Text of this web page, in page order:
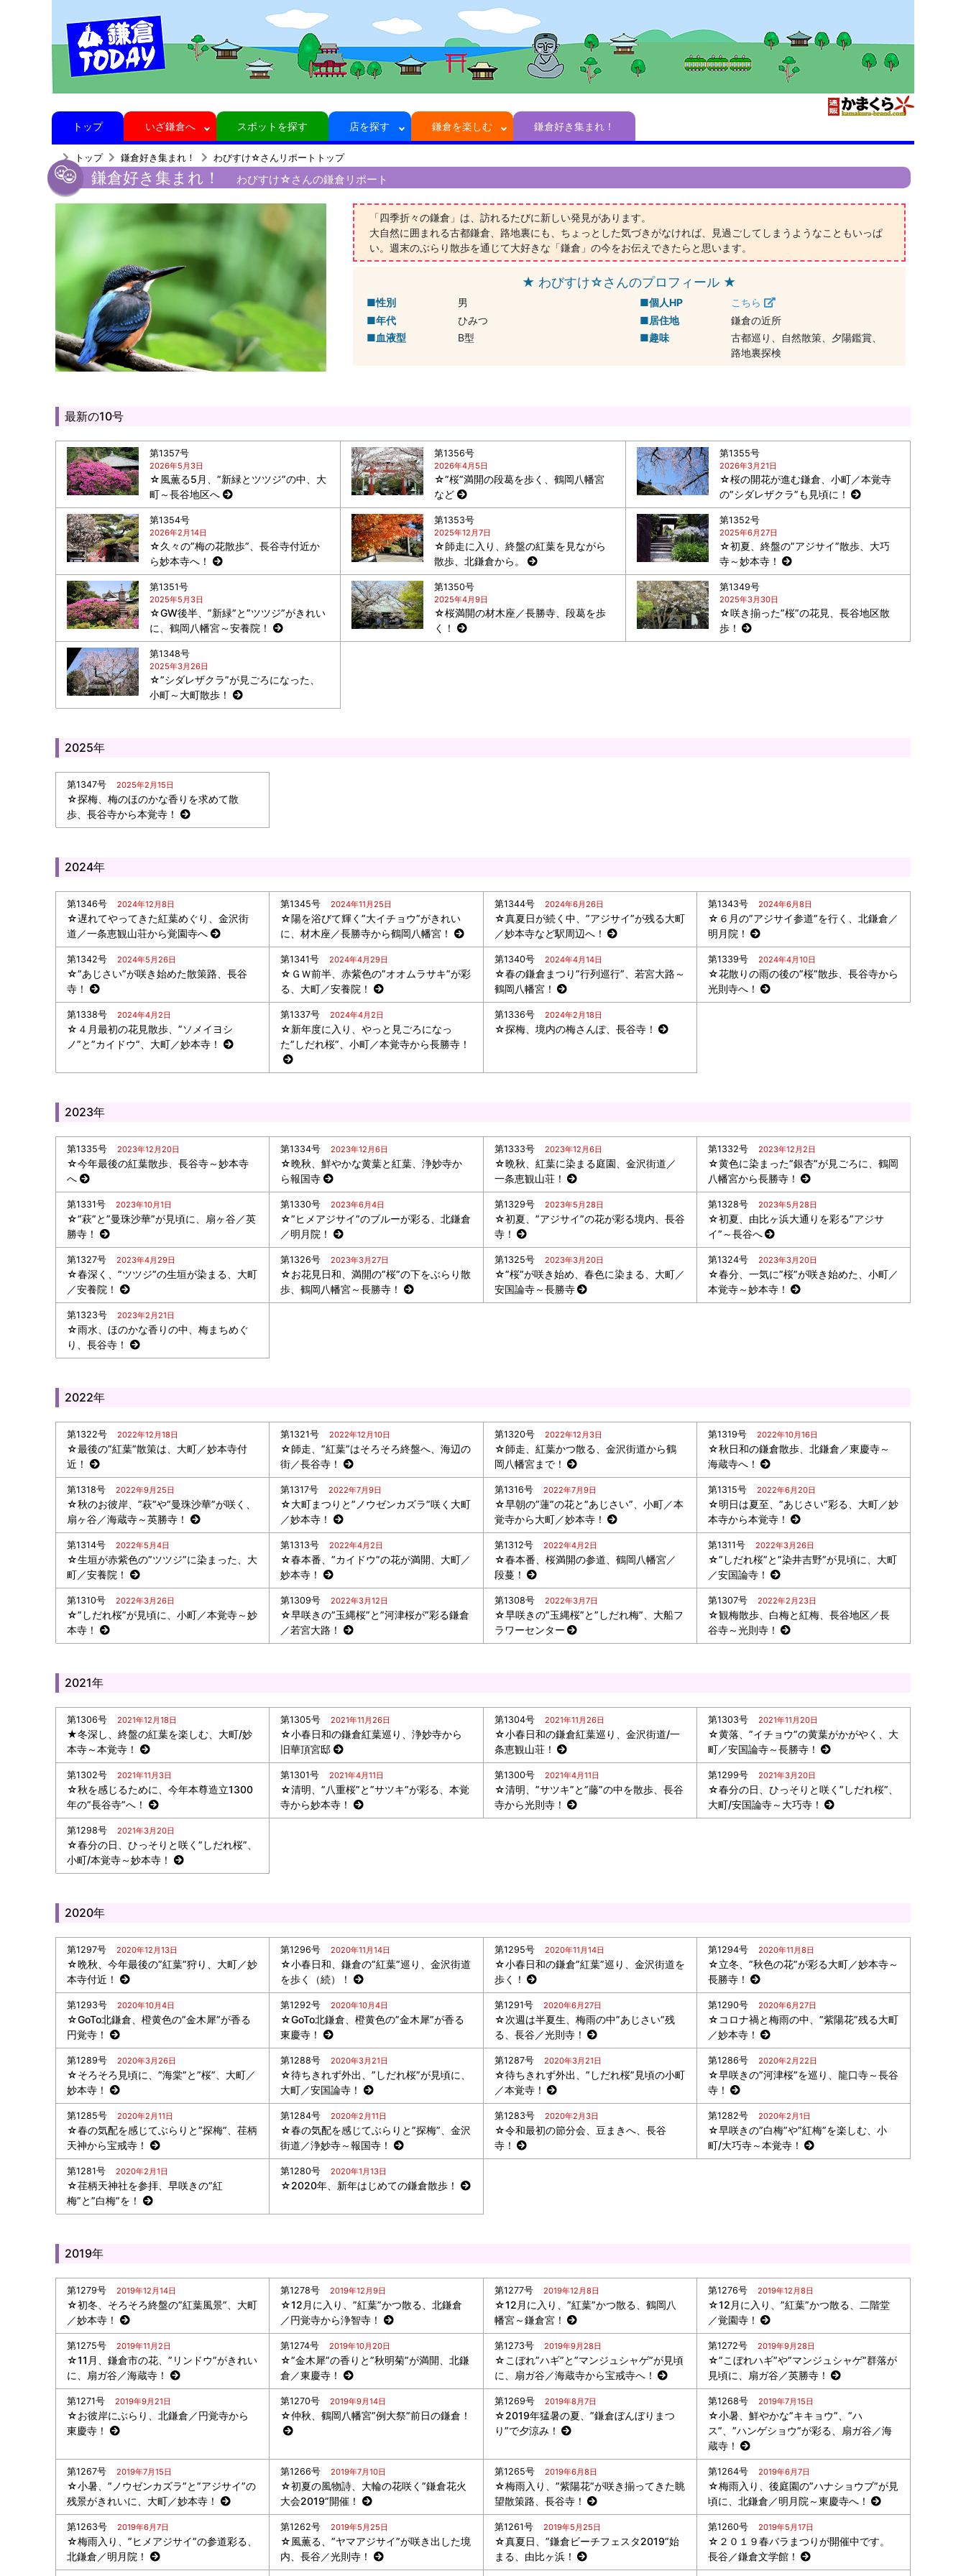
トップ いざ鎌倉へ スポットを探す 店を探す 鎌倉を楽しむ 鎌倉好き集まれ！
トップ 鎌倉好き集まれ！ わびすけ☆さんリポートトップ
鎌倉好き集まれ！ わびすけ☆さんの鎌倉リポート
「四季折々の鎌倉」は、訪れるたびに新しい発見があります。
大自然に囲まれる古都鎌倉、路地裏にも、ちょっとした気づきがなければ、見過ごしてしまうようなこともいっぱ
い。週末のぶらり散歩を通じて大好きな「鎌倉」の今をお伝えできたらと思います。
★ わびすけ☆さんのプロフィール ★
性別 男 個人HP
こちら
年代
ひみつ 居住地
鎌倉の近所
血液型
B型 趣味
古都巡り、自然散策、夕陽鑑賞、
路地裏探検
最新の10号
第1357号
2026年5月3日
☆風薫る5月、”新緑とツツジ”の中、大
町～長谷地区へ
第1356号
2026年4月5日
☆”桜”満開の段葛を歩く、鶴岡八幡宮
など
第1355号
2026年3月21日
☆桜の開花が進む鎌倉、小町／本覚寺
の”シダレザクラ”も見頃に！
第1354号
2026年2月14日
☆久々の”梅の花散歩”、長谷寺付近か
ら妙本寺へ！
第1353号
2025年12月7日
☆師走に入り、終盤の紅葉を見ながら
散歩、北鎌倉から。
第1352号
2025年6月27日
☆初夏、終盤の”アジサイ”散歩、大巧
寺～妙本寺！
第1351号
2025年5月3日
☆GW後半、”新緑”と”ツツジ”がきれい
に、鶴岡八幡宮～安養院！
第1350号
2025年4月9日
☆桜満開の材木座／長勝寺、段葛を歩
く！
第1349号
2025年3月30日
☆咲き揃った”桜”の花見、長谷地区散
歩！
第1348号
2025年3月26日
☆”シダレザクラ”が見ごろになった、
小町～大町散歩！
2025年
第1347号 2025年2月15日
☆探梅、梅のほのかな香りを求めて散
歩、長谷寺から本覚寺！
2024年
第1346号 2024年12月8日
☆遅れてやってきた紅葉めぐり、金沢街
道／一条恵観山荘から覚園寺へ
第1345号 2024年11月25日
☆陽を浴びて輝く”大イチョウ”がきれい
に、材木座／長勝寺から鶴岡八幡宮！
第1344号 2024年6月26日
☆真夏日が続く中、”アジサイ”が残る大町
／妙本寺など駅周辺へ！
第1343号 2024年6月8日
☆６月の”アジサイ参道”を行く、北鎌倉／
明月院！
第1342号 2024年5月26日
☆”あじさい”が咲き始めた散策路、長谷
寺！
第1341号 2024年4月29日
☆ＧＷ前半、赤紫色の”オオムラサキ”が彩
る、大町／安養院！
第1340号 2024年4月14日
☆春の鎌倉まつり”行列巡行”、若宮大路～
鶴岡八幡宮！
第1339号 2024年4月10日
☆花散りの雨の後の”桜”散歩、長谷寺から
光則寺へ！
第1338号 2024年4月2日
☆４月最初の花見散歩、”ソメイヨシ
ノ”と”カイドウ”、大町／妙本寺！
第1337号 2024年4月2日
☆新年度に入り、やっと見ごろになっ
た”しだれ桜”、小町／本覚寺から長勝寺！
第1336号 2024年2月18日
☆探梅、境内の梅さんぽ、長谷寺！
2023年
第1335号 2023年12月20日
☆今年最後の紅葉散歩、長谷寺～妙本寺
へ
第1334号 2023年12月6日
☆晩秋、鮮やかな黄葉と紅葉、浄妙寺か
ら報国寺
第1333号 2023年12月6日
☆晩秋、紅葉に染まる庭園、金沢街道／
一条恵観山荘！
第1332号 2023年12月2日
☆黄色に染まった”銀杏”が見ごろに、鶴岡
八幡宮から長勝寺！
第1331号 2023年10月1日
☆”萩”と”曼珠沙華”が見頃に、扇ヶ谷／英
勝寺！
第1330号 2023年6月4日
☆”ヒメアジサイ”のブルーが彩る、北鎌倉
／明月院！
第1329号 2023年5月28日
☆初夏、”アジサイ”の花が彩る境内、長谷
寺！
第1328号 2023年5月28日
☆初夏、由比ヶ浜大通りを彩る”アジサ
イ”～長谷へ
第1327号 2023年4月29日
☆春深く、”ツツジ”の生垣が染まる、大町
／安養院！
第1326号 2023年3月27日
☆お花見日和、満開の”桜”の下をぶらり散
歩、鶴岡八幡宮～長勝寺！
第1325号 2023年3月20日
☆”桜”が咲き始め、春色に染まる、大町／
安国論寺～長勝寺
第1324号 2023年3月20日
☆春分、一気に”桜”が咲き始めた、小町／
本覚寺～妙本寺！
第1323号 2023年2月21日
☆雨水、ほのかな香りの中、梅まちめぐ
り、長谷寺！
2022年
第1322号 2022年12月18日
☆最後の”紅葉”散策は、大町／妙本寺付
近！
第1321号 2022年12月10日
☆師走、”紅葉”はそろそろ終盤へ、海辺の
街／長谷寺！
第1320号 2022年12月3日
☆師走、紅葉かつ散る、金沢街道から鶴
岡八幡宮まで！
第1319号 2022年10月16日
☆秋日和の鎌倉散歩、北鎌倉／東慶寺～
海蔵寺へ！
第1318号 2022年9月25日
☆秋のお彼岸、”萩”や”曼珠沙華”が咲く、
扇ヶ谷／海蔵寺～英勝寺！
第1317号 2022年7月9日
☆大町まつりと”ノウゼンカズラ”咲く大町
／妙本寺！
第1316号 2022年7月9日
☆早朝の”蓮”の花と”あじさい”、小町／本
覚寺から大町／妙本寺！
第1315号 2022年6月20日
☆明日は夏至、”あじさい”彩る、大町／妙
本寺から本覚寺！
第1314号 2022年5月4日
☆生垣が赤紫色の”ツツジ”に染まった、大
町／安養院！
第1313号 2022年4月2日
☆春本番、”カイドウ”の花が満開、大町／
妙本寺！
第1312号 2022年4月2日
☆春本番、桜満開の参道、鶴岡八幡宮／
段蔓！
第1311号 2022年3月26日
☆”しだれ桜”と”染井吉野”が見頃に、大町
／安国論寺！
第1310号 2022年3月26日
☆”しだれ桜”が見頃に、小町／本覚寺～妙
本寺！
第1309号 2022年3月12日
☆早咲きの”玉縄桜”と”河津桜が”彩る鎌倉
／若宮大路！
第1308号 2022年3月7日
☆早咲きの”玉縄桜”と”しだれ梅”、大船フ
ラワーセンター
第1307号 2022年2月23日
☆観梅散歩、白梅と紅梅、長谷地区／長
谷寺～光則寺！
2021年
第1306号 2021年12月18日
★冬深し、終盤の紅葉を楽しむ、大町/妙
本寺～本覚寺！
第1305号 2021年11月26日
☆小春日和の鎌倉紅葉巡り、浄妙寺から
旧華頂宮邸
第1304号 2021年11月26日
☆小春日和の鎌倉紅葉巡り、金沢街道/一
条恵観山荘！
第1303号 2021年11月20日
☆黄落、”イチョウ”の黄葉がかがやく、大
町／安国論寺～長勝寺！
第1302号 2021年11月3日
☆秋を感じるために、今年本尊造立1300
年の”長谷寺”へ！
第1301号 2021年4月11日
☆清明、”八重桜”と”サツキ”が彩る、本覚
寺から妙本寺！
第1300号 2021年4月11日
☆清明、”サツキ”と”藤”の中を散歩、長谷
寺から光則寺！
第1299号 2021年3月20日
☆春分の日、ひっそりと咲く”しだれ桜”、
大町/安国論寺～大巧寺！
第1298号 2021年3月20日
☆春分の日、ひっそりと咲く”しだれ桜”、
小町/本覚寺～妙本寺！
2020年
第1297号 2020年12月13日
☆晩秋、今年最後の”紅葉”狩り、大町／妙
本寺付近！
第1296号 2020年11月14日
☆小春日和、鎌倉の”紅葉”巡り、金沢街道
を歩く（続）！
第1295号 2020年11月14日
☆小春日和の鎌倉”紅葉”巡り、金沢街道を
歩く！
第1294号 2020年11月8日
☆立冬、”秋色の花”が彩る大町／妙本寺～
長勝寺！
第1293号 2020年10月4日
☆GoTo北鎌倉、橙黄色の”金木犀”が香る
円覚寺！
第1292号 2020年10月4日
☆GoTo北鎌倉、橙黄色の”金木犀”が香る
東慶寺！
第1291号 2020年6月27日
☆次週は半夏生、梅雨の中”あじさい”残
る、長谷／光則寺！
第1290号 2020年6月27日
☆コロナ禍と梅雨の中、”紫陽花”残る大町
／妙本寺！
第1289号 2020年3月26日
☆そろそろ見頃に、”海棠”と”桜”、大町／
妙本寺！
第1288号 2020年3月21日
☆待ちきれず外出、”しだれ桜”が見頃に、
大町／安国論寺！
第1287号 2020年3月21日
☆待ちきれず外出、”しだれ桜”見頃の小町
／本覚寺！
第1286号 2020年2月22日
☆早咲きの”河津桜”を巡り、龍口寺～長谷
寺！
第1285号 2020年2月11日
☆春の気配を感じてぶらりと”探梅”、荏柄
天神から宝戒寺！
第1284号 2020年2月11日
☆春の気配を感じてぶらりと”探梅”、金沢
街道／浄妙寺～報国寺！
第1283号 2020年2月3日
☆令和最初の節分会、豆まきへ、長谷
寺！
第1282号 2020年2月1日
☆早咲きの”白梅”や”紅梅”を楽しむ、小
町/大巧寺～本覚寺！
第1281号 2020年2月1日
☆荏柄天神社を参拝、早咲きの”紅
梅”と”白梅”を！
第1280号 2020年1月13日
☆2020年、新年はじめての鎌倉散歩！
2019年
第1279号 2019年12月14日
☆初冬、そろそろ終盤の”紅葉風景”、大町
／妙本寺！
第1278号 2019年12月9日
☆12月に入り、”紅葉”かつ散る、北鎌倉
／円覚寺から浄智寺！
第1277号 2019年12月8日
☆12月に入り、”紅葉”かつ散る、鶴岡八
幡宮～鎌倉宮！
第1276号 2019年12月8日
☆12月に入り、”紅葉”かつ散る、二階堂
／覚園寺！
第1275号 2019年11月2日
☆11月、鎌倉市の花、”リンドウ”がきれい
に、扇ガ谷／海蔵寺！
第1274号 2019年10月20日
☆”金木犀”の香りと”秋明菊”が満開、北鎌
倉／東慶寺！
第1273号 2019年9月28日
☆こぼれ”ハギ”と”マンジュシャゲ”が見頃
に、扇ガ谷／海蔵寺から宝戒寺へ！
第1272号 2019年9月28日
☆”こぼれハギ”や”マンジュシャゲ”群落が
見頃に、扇ガ谷／英勝寺！
第1271号 2019年9月21日
☆お彼岸にぶらり、北鎌倉／円覚寺から
東慶寺！
第1270号 2019年9月14日
☆仲秋、鶴岡八幡宮”例大祭”前日の鎌倉！
第1269号 2019年8月7日
☆2019年猛暑の夏、”鎌倉ぼんぼりまつ
り”で夕涼み！
第1268号 2019年7月15日
☆小暑、鮮やかな”キキョウ”、”ハ
ス”、”ハンゲショウ”が彩る、扇ガ谷／海
蔵寺！
第1267号 2019年7月15日
☆小暑、”ノウゼンカズラ”と”アジサイ”の
残景がきれいに、大町／妙本寺！
第1266号 2019年7月10日
☆初夏の風物詩、大輪の花咲く”鎌倉花火
大会2019”開催！
第1265号 2019年6月8日
☆梅雨入り、”紫陽花”が咲き揃ってきた眺
望散策路、長谷寺！
第1264号 2019年6月7日
☆梅雨入り、後庭園の”ハナショウブ”が見
頃に、北鎌倉／明月院～東慶寺へ！
第1263号 2019年6月7日
☆梅雨入り、”ヒメアジサイ”の参道彩る、
北鎌倉／明月院！
第1262号 2019年5月25日
☆風薫る、”ヤマアジサイ”が咲き出した境
内、長谷／光則寺！
第1261号 2019年5月25日
☆真夏日、”鎌倉ビーチフェスタ2019”始
まる、由比ヶ浜！
第1260号 2019年5月17日
☆２０１９春バラまつりが開催中です。
長谷／鎌倉文学館！